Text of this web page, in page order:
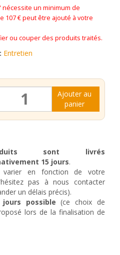
un minimum de
107 € peut être ajouté à votre
ou couper des produits traités.
Entretien
Ajouter au
panier
sont livrés
15 jours.
en fonction de votre
pas à nous contacter
un délais précis).
possible (ce choix de
lors de la finalisation de